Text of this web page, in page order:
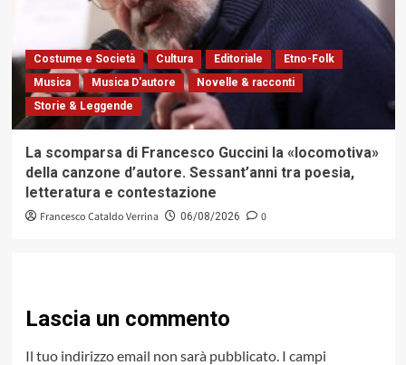
Costume e Società Cultura Editoriale
Etno-Folk
Musica
Musica D'autore
Novelle & racconti
Storie & Leggende
La scomparsa di Francesco Guccini la «locomotiva»
della canzone d’autore. Sessant’anni tra poesia,
letteratura e contestazione
Francesco Cataldo Verrina 06/08/2026 0
Lascia un commento
Il tuo indirizzo email non sarà pubblicato. I campi